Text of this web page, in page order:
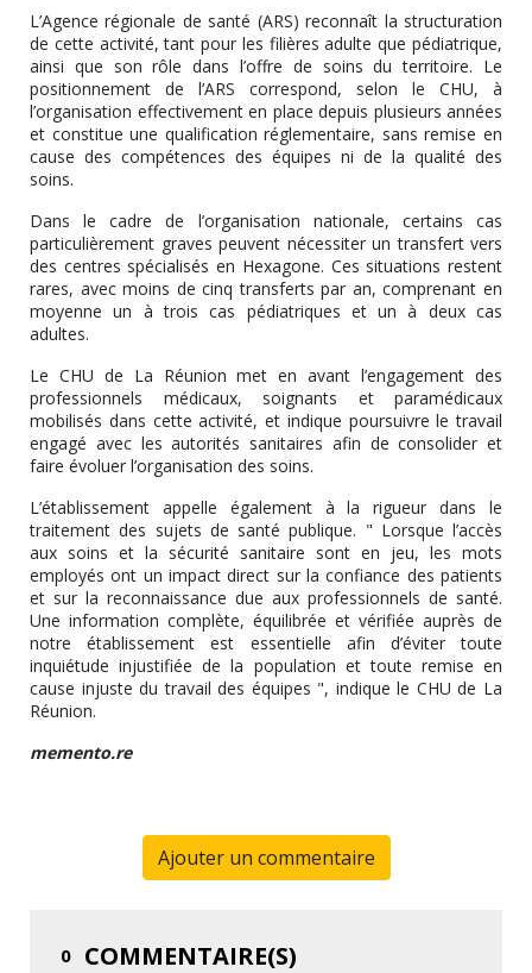
L’Agence régionale de santé (ARS) reconnaît la structuration
de cette activité, tant pour les filières adulte que pédiatrique,
ainsi que son rôle dans l’offre de soins du territoire. Le
positionnement de l’ARS correspond, selon le CHU, à
l’organisation effectivement en place depuis plusieurs années
et constitue une qualification réglementaire, sans remise en
cause des compétences des équipes ni de la qualité des
soins.
Dans le cadre de l’organisation nationale, certains cas
particulièrement graves peuvent nécessiter un transfert vers
des centres spécialisés en Hexagone. Ces situations restent
rares, avec moins de cinq transferts par an, comprenant en
moyenne un à trois cas pédiatriques et un à deux cas
adultes.
Le CHU de La Réunion met en avant l’engagement des
professionnels médicaux, soignants et paramédicaux
mobilisés dans cette activité, et indique poursuivre le travail
engagé avec les autorités sanitaires afin de consolider et
faire évoluer l’organisation des soins.
L’établissement appelle également à la rigueur dans le
traitement des sujets de santé publique. " Lorsque l’accès
aux soins et la sécurité sanitaire sont en jeu, les mots
employés ont un impact direct sur la confiance des patients
et sur la reconnaissance due aux professionnels de santé.
Une information complète, équilibrée et vérifiée auprès de
notre établissement est essentielle afin d’éviter toute
inquiétude injustifiée de la population et toute remise en
cause injuste du travail des équipes ", indique le CHU de La
Réunion.
memento.re
Ajouter un commentaire
0 COMMENTAIRE(S)